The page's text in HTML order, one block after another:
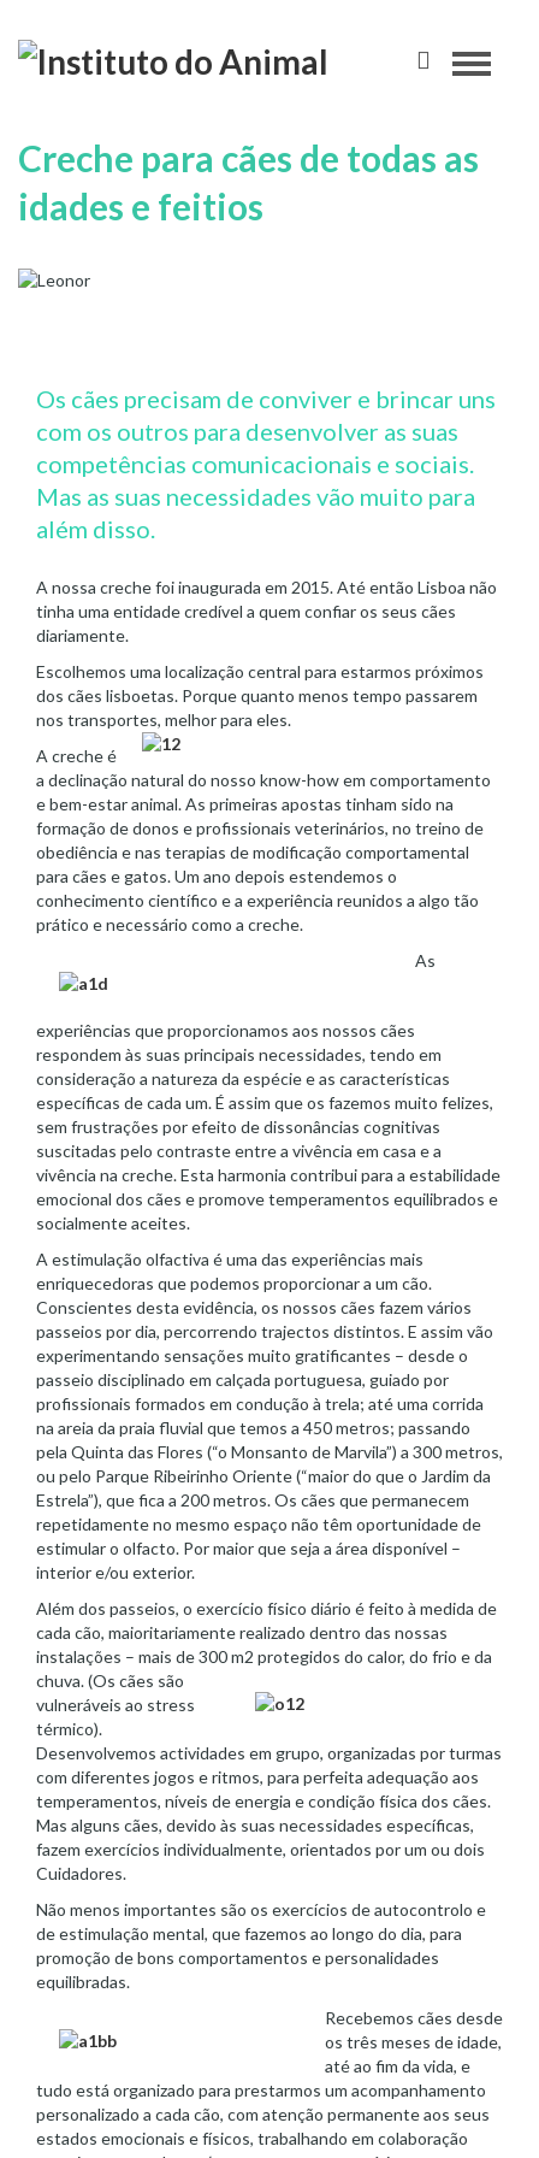
Creche para cães de todas as
idades e feitios
Os cães precisam de conviver e brincar uns
com os outros para desenvolver as suas
competências comunicacionais e sociais.
Mas as suas necessidades vão muito para
além disso.
A nossa creche foi inaugurada em 2015. Até então Lisboa não
tinha uma entidade credível a quem confiar os seus cães
diariamente.
Escolhemos uma localização central para estarmos próximos
dos cães lisboetas. Porque quanto menos tempo passarem
nos transportes, melhor para eles.
A creche é
a declinação natural do nosso know-how em comportamento
e bem-estar animal. As primeiras apostas tinham sido na
formação de donos e profissionais veterinários, no treino de
obediência e nas terapias de modificação comportamental
para cães e gatos. Um ano depois estendemos o
conhecimento científico e a experiência reunidos a algo tão
prático e necessário como a creche.
As
experiências que proporcionamos aos nossos cães
respondem às suas principais necessidades, tendo em
consideração a natureza da espécie e as características
específicas de cada um. É assim que os fazemos muito felizes,
sem frustrações por efeito de dissonâncias cognitivas
suscitadas pelo contraste entre a vivência em casa e a
vivência na creche. Esta harmonia contribui para a estabilidade
emocional dos cães e promove temperamentos equilibrados e
socialmente aceites.
A estimulação olfactiva é uma das experiências mais
enriquecedoras que podemos proporcionar a um cão.
Conscientes desta evidência, os nossos cães fazem vários
passeios por dia, percorrendo trajectos distintos. E assim vão
experimentando sensações muito gratificantes – desde o
passeio disciplinado em calçada portuguesa, guiado por
profissionais formados em condução à trela; até uma corrida
na areia da praia fluvial que temos a 450 metros; passando
pela Quinta das Flores (“o Monsanto de Marvila”) a 300 metros,
ou pelo Parque Ribeirinho Oriente (“maior do que o Jardim da
Estrela”), que fica a 200 metros. Os cães que permanecem
repetidamente no mesmo espaço não têm oportunidade de
estimular o olfacto. Por maior que seja a área disponível –
interior e/ou exterior.
Além dos passeios, o exercício físico diário é feito à medida de
cada cão, maioritariamente realizado dentro das nossas
instalações – mais de 300 m2 protegidos do calor, do frio e da
chuva. (Os cães são
vulneráveis ao stress
térmico).
Desenvolvemos actividades em grupo, organizadas por turmas
com diferentes jogos e ritmos, para perfeita adequação aos
temperamentos, níveis de energia e condição física dos cães.
Mas alguns cães, devido às suas necessidades específicas,
fazem exercícios individualmente, orientados por um ou dois
Cuidadores.
Não menos importantes são os exercícios de autocontrolo e
de estimulação mental, que fazemos ao longo do dia, para
promoção de bons comportamentos e personalidades
equilibradas.
Recebemos cães desde
os três meses de idade,
até ao fim da vida, e
tudo está organizado para prestarmos um acompanhamento
personalizado a cada cão, com atenção permanente aos seus
estados emocionais e físicos, trabalhando em colaboração